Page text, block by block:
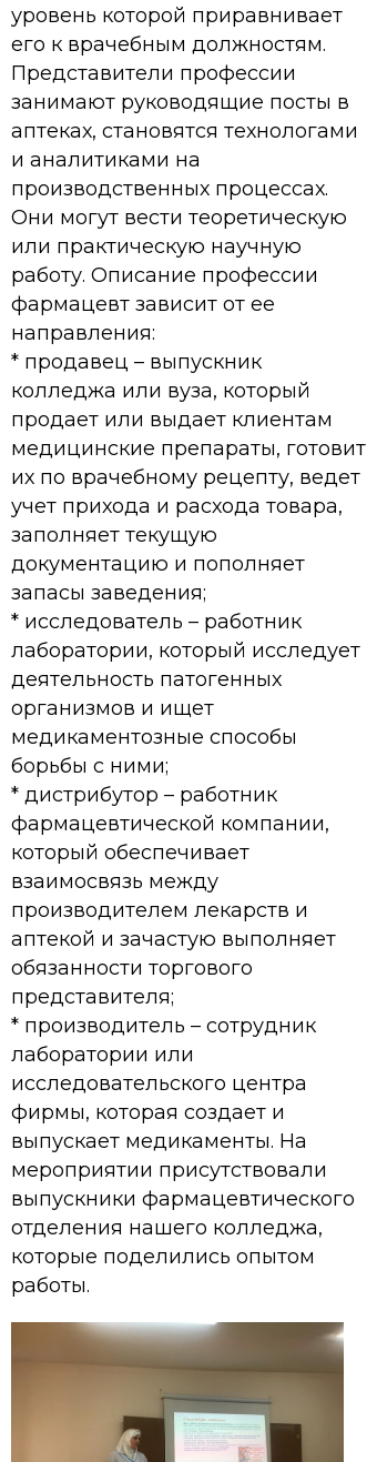
уровень которой приравнивает
его к врачебным должностям.
Представители профессии
занимают руководящие посты в
аптеках, становятся технологами
и аналитиками на
производственных процессах.
Они могут вести теоретическую
или практическую научную
работу. Описание профессии
фармацевт зависит от ее
направления:
* продавец – выпускник
колледжа или вуза, который
продает или выдает клиентам
медицинские препараты, готовит
их по врачебному рецепту, ведет
учет прихода и расхода товара,
заполняет текущую
документацию и пополняет
запасы заведения;
* исследователь – работник
лаборатории, который исследует
деятельность патогенных
организмов и ищет
медикаментозные способы
борьбы с ними;
* дистрибутор – работник
фармацевтической компании,
который обеспечивает
взаимосвязь между
производителем лекарств и
аптекой и зачастую выполняет
обязанности торгового
представителя;
* производитель – сотрудник
лаборатории или
исследовательского центра
фирмы, которая создает и
выпускает медикаменты. На
мероприятии присутствовали
выпускники фармацевтического
отделения нашего колледжа,
которые поделились опытом
работы.